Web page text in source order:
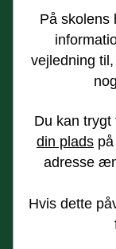
På skolens
vejledning
Du kan trygt
din plads
adresse
Hvis dette